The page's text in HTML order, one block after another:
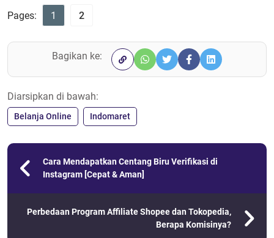
Pages:
1 2
Bagikan ke:
Diarsipkan di bawah:
Belanja Online Indomaret
Cara Mendapatkan Centang Biru Verifikasi di
Instagram [Cepat & Aman]
Perbedaan Program Affiliate Shopee dan Tokopedia,
Berapa Komisinya?